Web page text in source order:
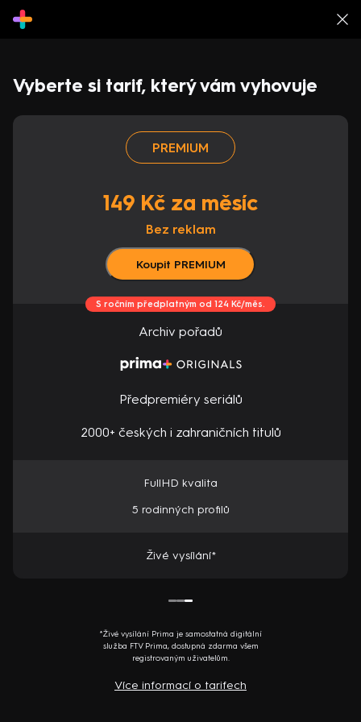
Vyberte si tarif, který vám vyhovuje
PREMIUM
149 Kč za měsíc
Bez reklam
Koupit PREMIUM
S ročním předplatným od 124 Kč/měs.
Archiv pořadů
Předpremiéry seriálů
2000+ českých i zahraničních titulů
FullHD kvalita
5 rodinných profilů
Živé vysílání*
*Živé vysílání Prima je samostatná digitální
služba FTV Prima, dostupná zdarma všem
registrovaným uživatelům.
Více informací o tarifech